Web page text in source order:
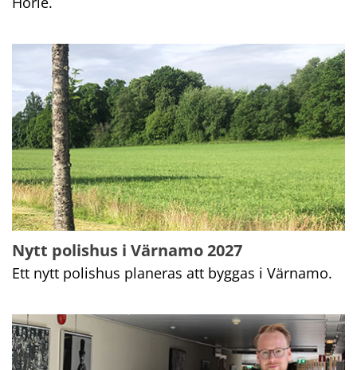
Nytt polishus i Värnamo 2027
Ett nytt polishus planeras att byggas i Värnamo.